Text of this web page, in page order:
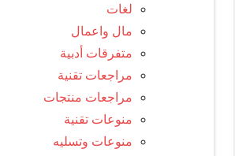
لغات
مال واعمال
متفرقات أدبية
مراجعات تقنية
مراجعات منتجات
منوعات تقنية
منوعات وتسليه